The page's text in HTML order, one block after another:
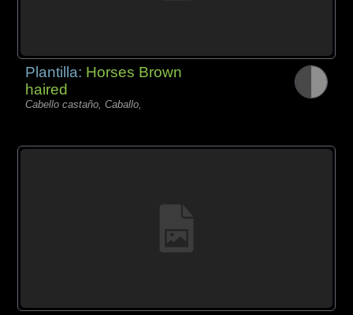
Plantilla: Horses Brown
haired
Cabello castaño, Caballo,